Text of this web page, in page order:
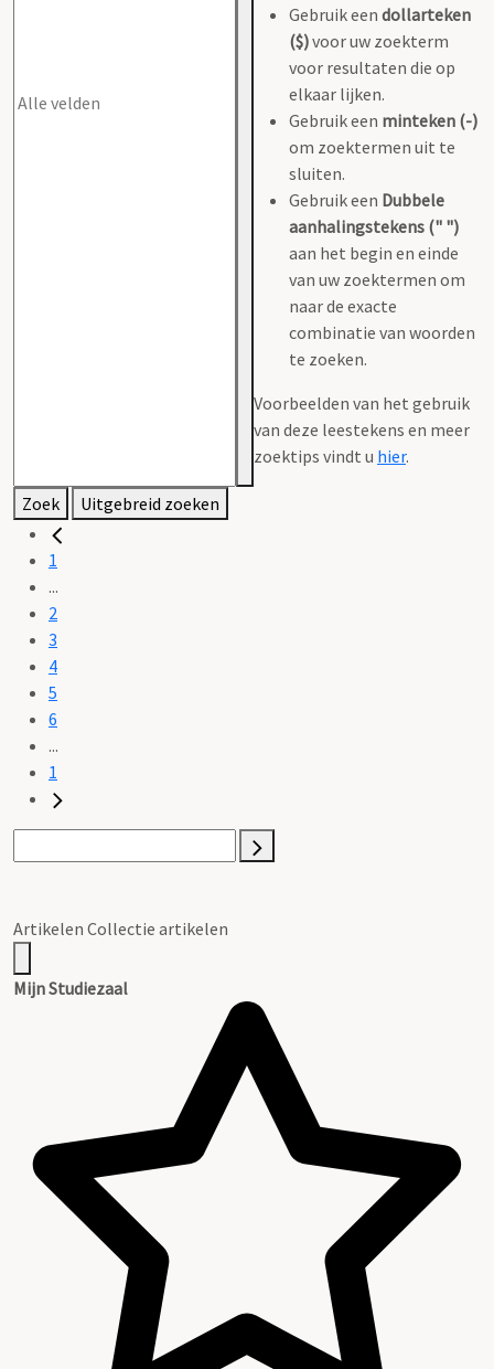
Gebruik een dollarteken
($)voor uw zoekterm
voor resultaten die op
elkaar lijken.
Gebruik een minteken (-)
om zoektermen uit te
sluiten.
Gebruik een Dubbele
aanhalingstekens (" ")
aan het begin en einde
van uw zoektermen om
naar de exacte
combinatie van woorden
te zoeken.
Voorbeelden van het gebruik
van deze leestekens en meer
zoektips vindt u hier.
Zoek Uitgebreid zoeken
1
...
2
3
4
5
6
...
1
Artikelen Collectie artikelen
Mijn Studiezaal